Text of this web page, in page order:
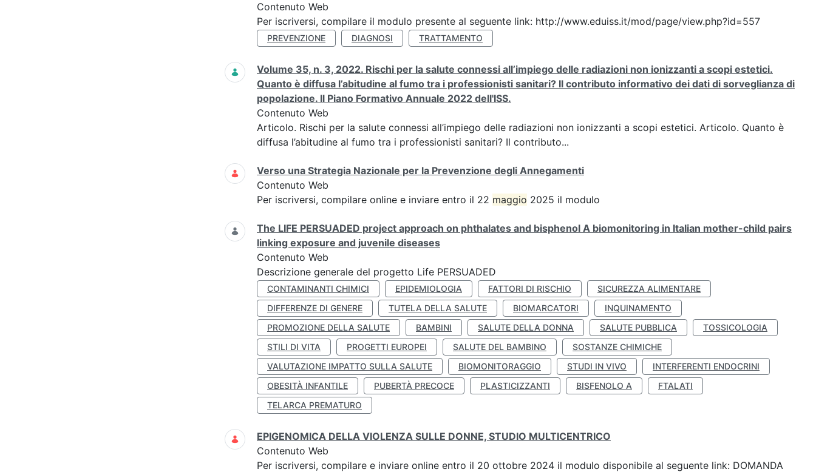
Contenuto Web
Per iscriversi, compilare il modulo presente al seguente link: http://www.eduiss.it/mod/page/view.php?id=557
PREVENZIONE DIAGNOSI TRATTAMENTO
Volume 35, n. 3, 2022. Rischi per la salute connessi all’impiego delle radiazioni non ionizzanti a scopi estetici.
Quanto è diffusa l’abitudine al fumo tra i professionisti sanitari? Il contributo informativo dei dati di sorveglianza di
popolazione. Il Piano Formativo Annuale 2022 dell'ISS.
Contenuto Web
Articolo. Rischi per la salute connessi all’impiego delle radiazioni non ionizzanti a scopi estetici. Articolo. Quanto è
diffusa l’abitudine al fumo tra i professionisti sanitari? Il contributo...
Verso una Strategia Nazionale per la Prevenzione degli Annegamenti
Contenuto Web
Per iscriversi, compilare online e inviare entro il 22 maggio 2025 il modulo
The LIFE PERSUADED project approach on phthalates and bisphenol A biomonitoring in Italian mother-child pairs
linking exposure and juvenile diseases
Contenuto Web
Descrizione generale del progetto Life PERSUADED
CONTAMINANTI CHIMICI EPIDEMIOLOGIA FATTORI DI RISCHIO
SICUREZZA ALIMENTARE
DIFFERENZE DI GENERE
TUTELA DELLA SALUTE BIOMARCATORI
INQUINAMENTO
PROMOZIONE DELLA SALUTE
BAMBINI SALUTE DELLA DONNA SALUTE PUBBLICA
TOSSICOLOGIA
STILI DI VITA
PROGETTI EUROPEI SALUTE DEL BAMBINO
SOSTANZE CHIMICHE
VALUTAZIONE IMPATTO SULLA SALUTE
BIOMONITORAGGIO STUDI IN VIVO
INTERFERENTI ENDOCRINI
OBESITÀ INFANTILE
PUBERTÀ PRECOCE PLASTICIZZANTI BISFENOLO A
FTALATI
TELARCA PREMATURO
EPIGENOMICA DELLA VIOLENZA SULLE DONNE, STUDIO MULTICENTRICO
Contenuto Web
Per iscriversi, compilare e inviare online entro il 20 ottobre 2024 il modulo disponibile al seguente link: DOMANDA